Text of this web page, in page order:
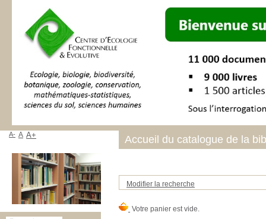
Modifier la recherche
Accueil du catalogue de la
A- A A+